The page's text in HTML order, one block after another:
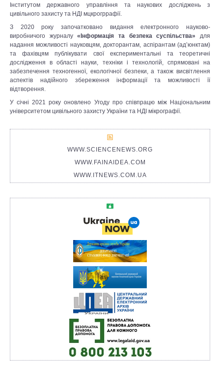
Інститутом державного управління та наукових досліджень з
цивільного захисту та НДІ мцкрогррафії.
З 2020 року започатковано видання електронного науково-
виробничого журналу«Інформація та безпека суспільства» для
надання можливості науковцям, докторантам, аспірантам (ад’юнктам)
та фахівцям публікувати свої експериментальні та теоретичні
дослідження в області науки, техніки і технологій, спрямовані на
забезпечення техногенної, екологічної безпеки, а також висвітлення
аспектів надійного збереження інформації та можливості її
відтворення.
У січні 2021 року оновлено Угоду про співпрацю між Національним
університетом цивільного захисту України та НДІ мікрографії.
WWW.SCIENCENEWS.ORG
WWW.FAINAIDEA.COM
WWW.ITNEWS.COM.UA